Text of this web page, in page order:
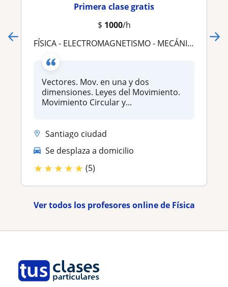
Primera clase gratis
$ 1000/h
FÍSICA - ELECTROMAGNETISMO - MECÁNICA - DINÁMICA - ENERGÍA
Vectores. Mov. en una y dos
dimensiones. Leyes del Movimiento.
Movimiento Circular y...
Santiago ciudad
Se desplaza a domicilio
★★★★★ (5)
Ver todos los profesores online de Física